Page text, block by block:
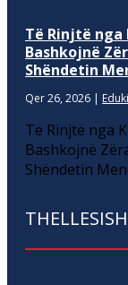
Të Rinjtë nga
Bashkojnë
Shëndetin
Qer 26, 2026 |
Të Rinjtë nga
Bashkojnë
Shëndetin